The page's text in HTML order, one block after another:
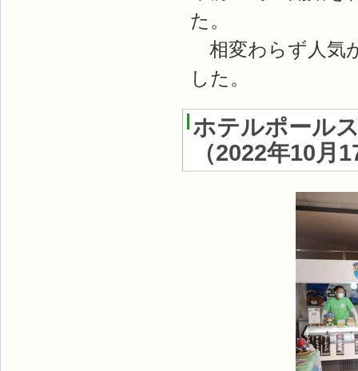
た。
相変わらず人気
した。
ホテルポール
（2022年10月